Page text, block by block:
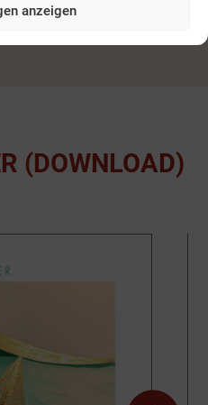
anzeigen
(DOWNLOAD)